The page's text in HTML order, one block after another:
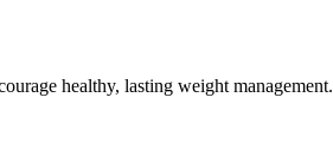
healthy, lasting weight management.